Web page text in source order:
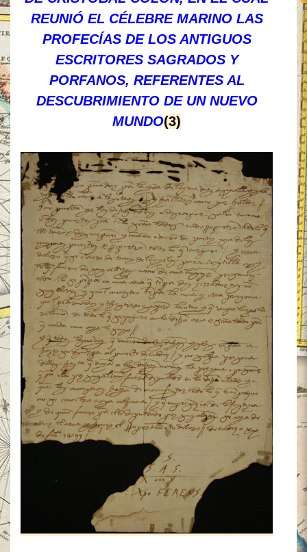
REUNIÓ EL CÉLEBRE MARINO LAS
PROFECÍAS DE LOS ANTIGUOS
ESCRITORES SAGRADOS Y
PORFANOS, REFERENTES AL
DESCUBRIMIENTO DE UN NUEVO
MUNDO(3)